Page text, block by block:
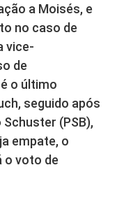
a Moisés, e
no caso de
vice-
de
o último
seguido após
(PSB),
empate, o
o voto de